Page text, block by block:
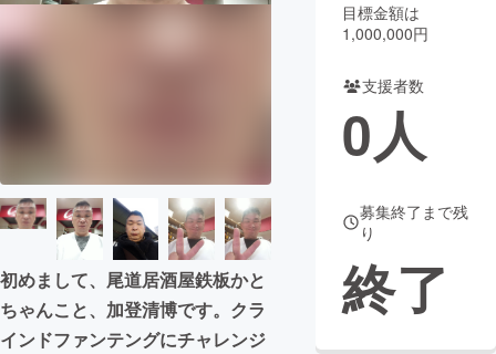
チャレンジ
CAMPFIRE Creation
CAMPFIREふるさと納税machi-ya
初めまして、尾道居酒屋鉄板かと
ちゃんこと、加登清博です。クラ
インドファンテングにチャレンジ
目標金額は
1,000,000円
支援者数
0人
募集終了まで残
り
終了